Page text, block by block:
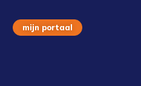
mijn portaal